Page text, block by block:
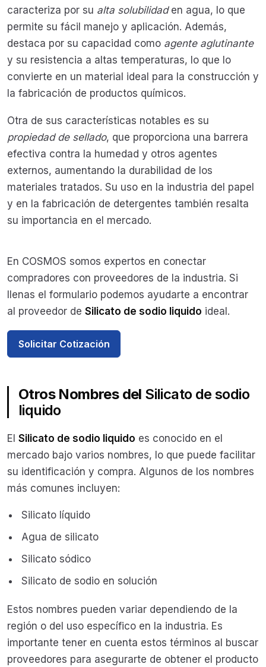
caracteriza por su alta solubilidaden agua, lo que
permite su fácil manejo y aplicación. Además,
destaca por su capacidad como agente aglutinante
y su resistencia a altas temperaturas, lo que lo
convierte en un material ideal para la construcción y
la fabricación de productos químicos.
Otra de sus características notables es su
propiedad de sellado, que proporciona una barrera
efectiva contra la humedad y otros agentes
externos, aumentando la durabilidad de los
materiales tratados. Su uso en la industria del papel
y en la fabricación de detergentes también resalta
su importancia en el mercado.
En COSMOS somos expertos en conectar
compradores con proveedores de la industria. Si
llenas el formulario podemos ayudarte a encontrar
al proveedor de Silicato de sodio liquido ideal.
Solicitar Cotización
Otros Nombres del Silicato de sodio
liquido
El Silicato de sodio liquido es conocido en el
mercado bajo varios nombres, lo que puede facilitar
su identificación y compra. Algunos de los nombres
más comunes incluyen:
Silicato líquido
Agua de silicato
Silicato sódico
Silicato de sodio en solución
Estos nombres pueden variar dependiendo de la
región o del uso específico en la industria. Es
importante tener en cuenta estos términos al buscar
proveedores para asegurarte de obtener el producto